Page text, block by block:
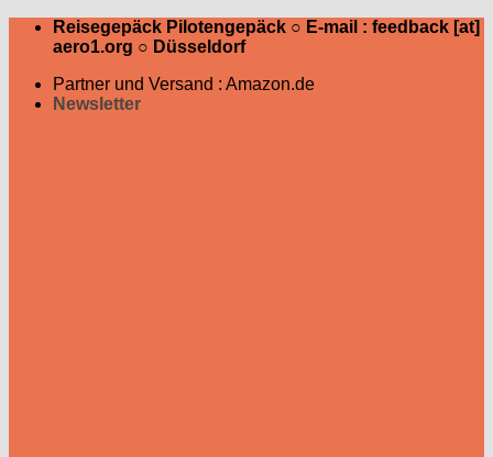
Zum
Reisegepäck Pilotengepäck ○ E-mail : feedback [at]
aero1.org ○ Düsseldorf
Partner und Versand : Amazon.de
Newsletter